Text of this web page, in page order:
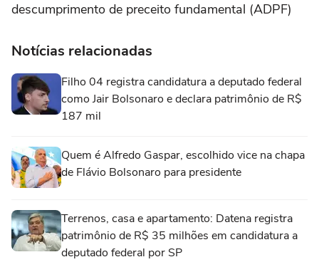
descumprimento de preceito fundamental (ADPF)
Notícias relacionadas
Filho 04 registra candidatura a deputado federal
como Jair Bolsonaro e declara patrimônio de R$
187 mil
Quem é Alfredo Gaspar, escolhido vice na chapa
de Flávio Bolsonaro para presidente
Terrenos, casa e apartamento: Datena registra
patrimônio de R$ 35 milhões em candidatura a
deputado federal por SP